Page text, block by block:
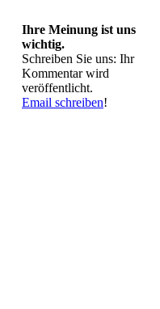
Ihre Meinung ist uns
wichtig.
Schreiben Sie uns: Ihr
Kommentar wird
veröffentlicht.
Email schreiben!